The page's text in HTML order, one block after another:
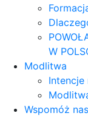
W
Modlitwa
Intencje
Wspomóż nas